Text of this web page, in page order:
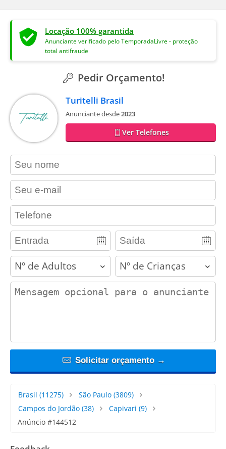
Locação 100% garantida
Anunciante verificado pelo TemporadaLivre - proteção
total antifraude
Pedir Orçamento!
Turitelli Brasil
Anunciante desde2023
Ver Telefones
contact_name
contact_email
contact_phone
adults children
contact_message
Solicitar orçamento →
Brasil (11275) São Paulo(3809)
Campos do Jordão (38) Capivari (9)
Anúncio #144512